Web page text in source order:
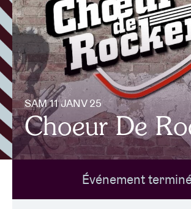
Actualités
Infos visiteurs
AB ❤ you
Location de salles
SAM 11 JANV 25
Choeur De
Événement